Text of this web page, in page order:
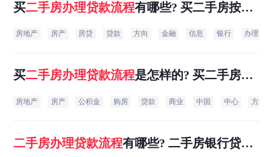
买二手房办理贷款流程有哪些? 买二手房按揭
房地产 房产 房贷 贷款 方向 金融 信息 银行 办理
买二手房办理贷款流程是怎样的? 买二手房贷
房地产 房产 公积金 购房 贷款 商业 中国 中心 方向
二手房办理贷款流程有哪些? 二手房银行贷款